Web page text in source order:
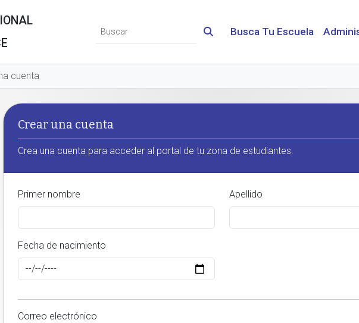
Busca Tu Escuela
cuenta
Crear una cuenta
Crea una cuenta para acceder al portal de tu zona de estudiantes.
Primer nombre Apellido
Fecha de nacimiento
Correo electrónico